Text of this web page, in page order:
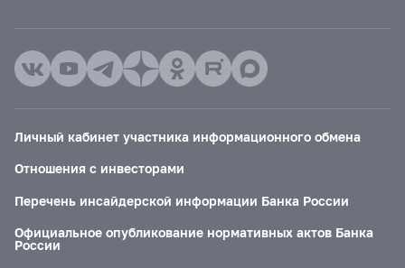
Личный кабинет участника информационного обмена
Отношения с инвесторами
Перечень инсайдерской информации Банка России
Официальное опубликование нормативных актов Банка
России